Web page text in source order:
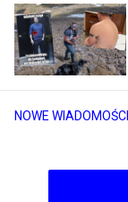
NOWE WIADOMOŚCI